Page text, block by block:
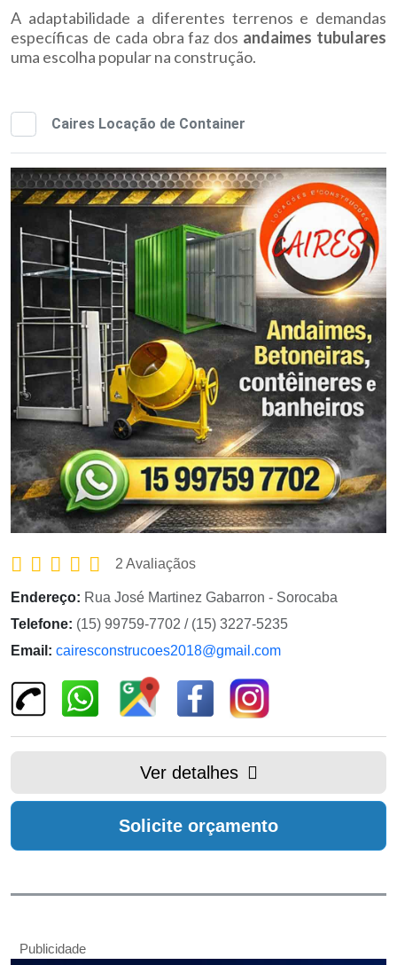
A adaptabilidade a diferentes terrenos e demandas
específicas de cada obra faz dos andaimes tubulares
uma escolha popular na construção.
Caires Locação de Container
2 Avaliaçãos
Endereço: Rua José Martinez Gabarron - Sorocaba
Telefone: (15) 99759-7702 / (15) 3227-5235
Email: cairesconstrucoes2018@gmail.com
Ver detalhes
Solicite orçamento
Publicidade